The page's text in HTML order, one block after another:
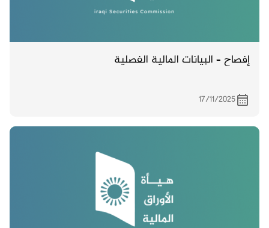
إفصاح – البيانات المالية الفصلية
17/11/2025